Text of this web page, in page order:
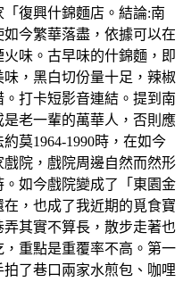
復興什錦麵店。結論:南
今繁華落盡，依據可以在
味。古早味的什錦麵，即
，黑白切份量十足，辣椒
打卡短影音連結。提到南
老一輩的萬華人，否則應
莫1964-1990時，在如今
院，戲院周邊自然而然形
如今戲院變成了「東園金
，也成了我近期的覓食寶
其實不算長，散步走著也
重點是重覆率不高。第一
了巷口兩家水煎包、咖哩